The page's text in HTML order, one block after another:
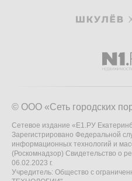
© ООО «Сеть городских
Сетевое издание «Е1.РУ
Зарегистрировано Федеральной
информационных технологий и
(Роскомнадзор) Свидетельство о
06.02.2023 г.
Учредитель: Общество с